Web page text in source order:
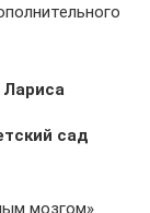
сад
мозгом»